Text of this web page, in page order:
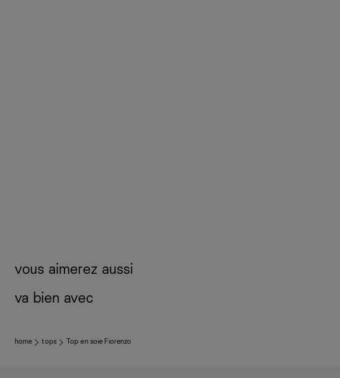
vous aimerez aussi
va bien avec
home tops Top en soie Fiorenzo